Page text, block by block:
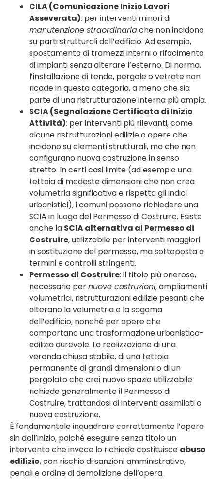
CILA (Comunicazione Inizio Lavori
Asseverata): per interventi minori di
manutenzione straordinariache non incidono
su parti strutturali dell’edificio. Ad esempio,
spostamento di tramezzi interni o rifacimento
di impianti senza alterare l’esterno. Di norma,
l’installazione di tende, pergole o vetrate non
ricade in questa categoria, a meno che sia
parte di una ristrutturazione interna più ampia.
SCIA (Segnalazione Certificata di Inizio
Attività): per interventi più rilevanti, come
alcune ristrutturazioni edilizie o opere che
incidono su elementi strutturali, ma che non
configurano nuova costruzione in senso
stretto. In certi casi limite (ad esempio una
tettoia di modeste dimensioni che non crea
volumetria significativa e rispetta gli indici
urbanistici), i comuni possono richiedere una
SCIA in luogo del Permesso di Costruire. Esiste
anche la SCIA alternativa al Permesso di
Costruire, utilizzabile per interventi maggiori
in sostituzione del permesso, ma sottoposta a
termini e controlli stringenti.
Permesso di Costruire: il titolo più oneroso,
necessario pernuove costruzioni, ampliamenti
volumetrici, ristrutturazioni edilizie pesanti che
alterano la volumetria o la sagoma
dell’edificio, nonché per opere che
comportano una trasformazione urbanistico-
edilizia durevole. La realizzazione di una
veranda chiusa stabile, di una tettoia
permanente di grandi dimensioni o di un
pergolato che crei nuovo spazio utilizzabile
richiede generalmente il Permesso di
Costruire, trattandosi di interventi assimilati a
nuova costruzione.
È fondamentale inquadrare correttamente l’opera
sin dall’inizio, poiché eseguire senza titolo un
intervento che invece lo richiede costituisce abuso
edilizio, con rischio di sanzioni amministrative,
penali e ordine di demolizione dell’opera.